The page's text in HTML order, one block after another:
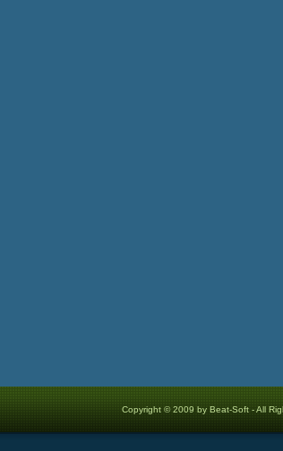
Copyright © 2009 by Beat-Soft - All